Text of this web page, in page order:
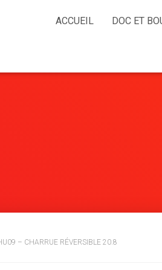
ACCUEIL DOC ET
– CHARRUE RÉVERSIBLE 20.8